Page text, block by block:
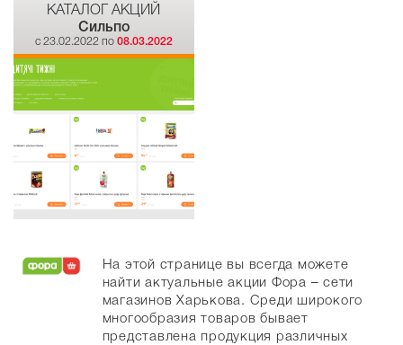
КАТАЛОГ АКЦИЙ
Сильпо
c 23.02.2022 по 08.03.2022
На этой странице вы всегда можете
найти актуальные акции Фора – сети
магазинов Харькова. Среди широкого
многообразия товаров бывает
представлена продукция различных